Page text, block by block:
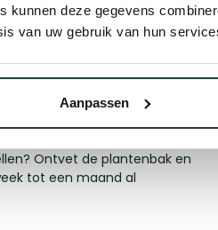
kunnen deze gegevens
van uw gebruik van hun
Aanpassen
op met onze specialisten
verschil. Het volledige
Ontvet de plantenbak en
tot een maand al